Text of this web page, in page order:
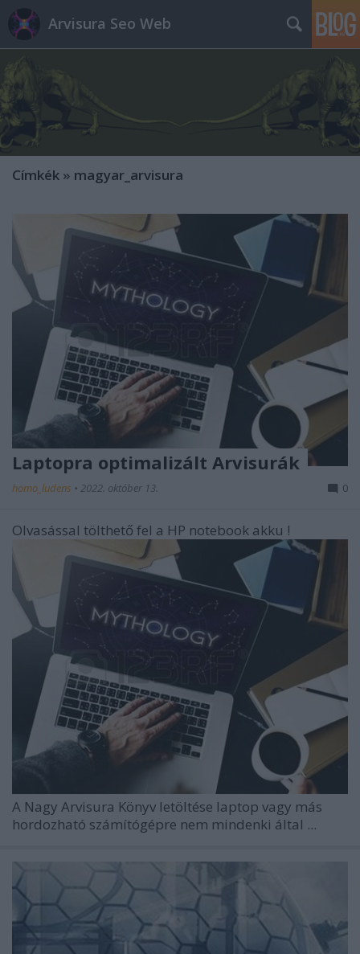
Arvisura Seo Web
Címkék » magyar_arvisura
Laptopra optimalizált Arvisurák
homo_ludens • 2022. október 13. 0
Olvasással tölthető fel a HP notebook akku !
A Nagy Arvisura Könyv letöltése laptop vagy más
hordozható számítógépre nem mindenki által ...